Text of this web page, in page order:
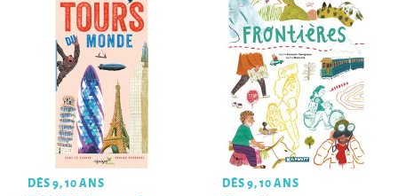
DÈS 9, 10 ANS DÈS 9, 10 ANS